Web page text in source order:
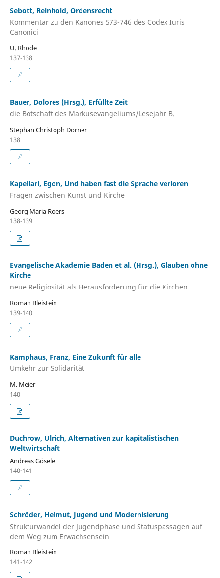
Sebott, Reinhold, Ordensrecht
Kommentar zu den Kanones 573-746 des Codex Iuris
Canonici
U. Rhode
137-138
Bauer, Dolores (Hrsg.), Erfüllte Zeit
die Botschaft des Markusevangeliums/Lesejahr B.
Stephan Christoph Dorner
138
Kapellari, Egon, Und haben fast die Sprache verloren
Fragen zwischen Kunst und Kirche
Georg Maria Roers
138-139
Evangelische Akademie Baden et al. (Hrsg.), Glauben ohne
Kirche
neue Religiosität als Herausforderung für die Kirchen
Roman Bleistein
139-140
Kamphaus, Franz, Eine Zukunft für alle
Umkehr zur Solidarität
M. Meier
140
Duchrow, Ulrich, Alternativen zur kapitalistischen
Weltwirtschaft
Andreas Gösele
140-141
Schröder, Helmut, Jugend und Modernisierung
Strukturwandel der Jugendphase und Statuspassagen auf
dem Weg zum Erwachsensein
Roman Bleistein
141-142